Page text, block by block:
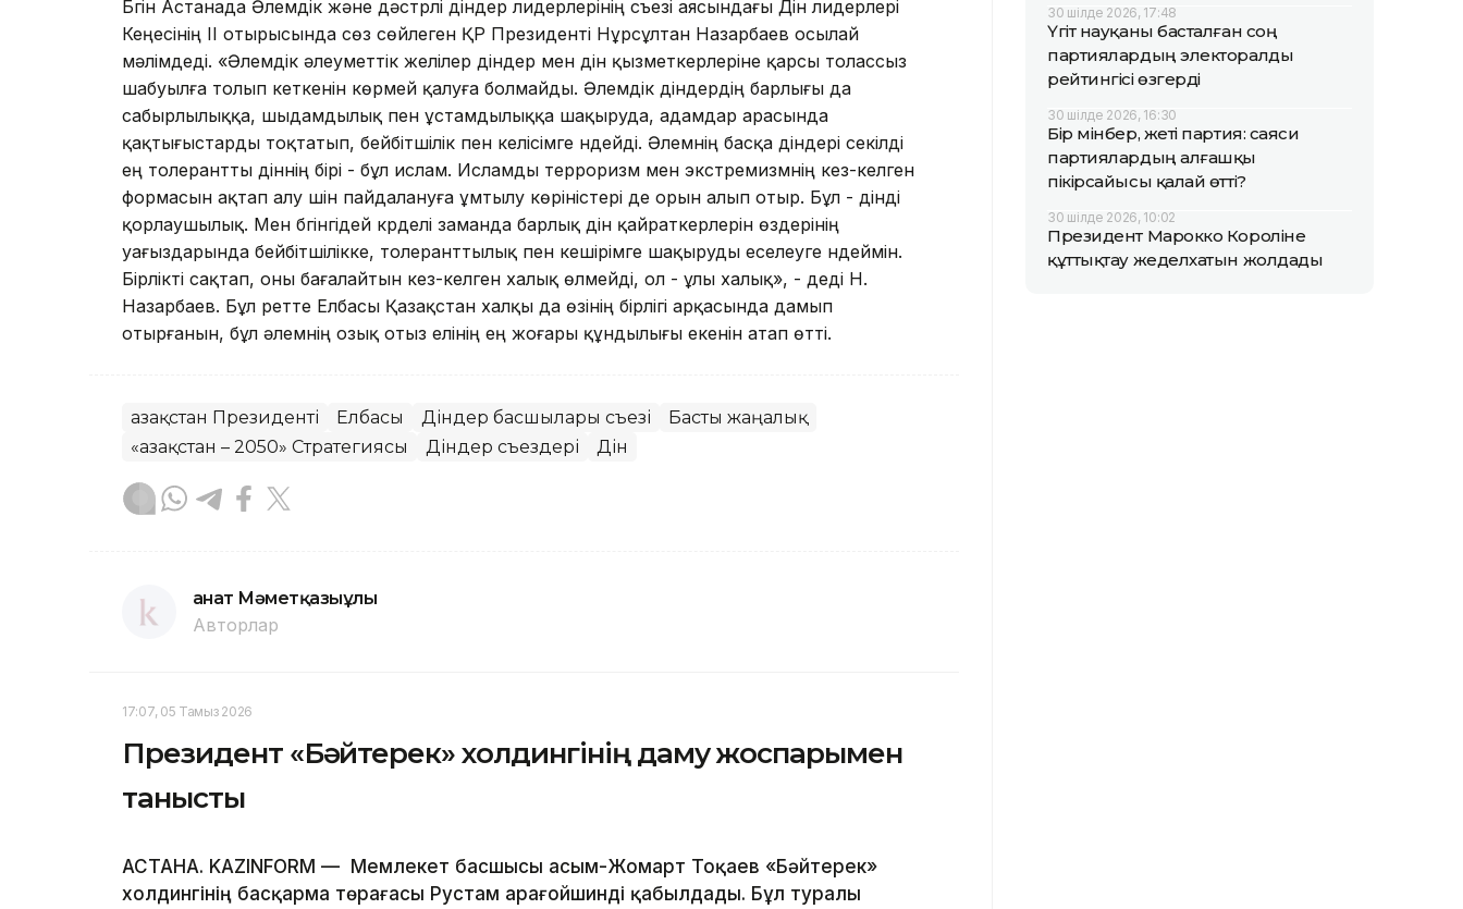
Бүгін Астанада Әлемдік және дәстүрлі діндер лидерлерінің съезі аясындағы Дін лидерлері
Кеңесінің ІІ отырысында сөз сөйлеген ҚР Президенті Нұрсұлтан Назарбаев осылай
мәлімдеді. «Әлемдік әлеуметтік желілер діндер мен дін қызметкерлеріне қарсы толассыз
шабуылға толып кеткенін көрмей қалуға болмайды. Әлемдік діндердің барлығы да
сабырлылыққа, шыдамдылық пен ұстамдылыққа шақыруда, адамдар арасында
қақтығыстарды тоқтатып, бейбітшілік пен келісімге үндейді. Әлемнің басқа діндері секілді
ең толерантты діннің бірі - бұл ислам. Исламды терроризм мен экстремизмнің кез-келген
формасын ақтап алу үшін пайдалануға ұмтылу көріністері де орын алып отыр. Бұл - дінді
қорлаушылық. Мен бүгінгідей күрделі заманда барлық дін қайраткерлерін өздерінің
уағыздарында бейбітшілікке, толеранттылық пен кешірімге шақыруды еселеуге үндеймін.
Бірлікті сақтап, оны бағалайтын кез-келген халық өлмейді, ол - ұлы халық», - деді Н.
Назарбаев. Бұл ретте Елбасы Қазақстан халқы да өзінің бірлігі арқасында дамып
отырғанын, бұл әлемнің озық отыз елінің ең жоғары құндылығы екенін атап өтті.
Қазақстан Президенті Елбасы Діндер басшылары съезі
Басты жаңалық
«Қазақстан – 2050» Стратегиясы
Діндер съездері Дін
Қанат Мәметқазыұлы
Авторлар
17:07, 05 Тамыз 2026
Президент «Бәйтерек» холдингінің даму жоспарымен
танысты
АСТАНА. KAZINFORM — Мемлекет басшысы Қасым-Жомарт Тоқаев «Бәйтерек»
холдингінің басқарма төрағасы Рустам Қарағойшинді қабылдады. Бұл туралы
30 шілде 2026, 17:48
Үгіт науқаны басталған соң
партиялардың электоралды
рейтингісі өзгерді
30 шілде 2026, 16:30
Бір мінбер, жеті партия: саяси
партиялардың алғашқы
пікірсайысы қалай өтті?
30 шілде 2026, 10:02
Президент Марокко Короліне
құттықтау жеделхатын жолдады